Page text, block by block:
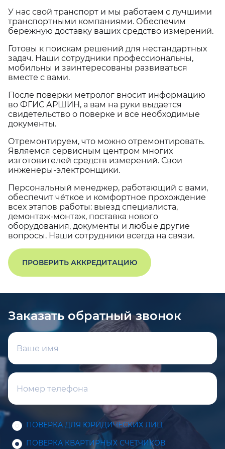
У нас свой транспорт и мы работаем с лучшими
транспортными компаниями. Обеспечим
бережную доставку ваших средство измерений.
Готовы к поискам решений для нестандартных
задач. Наши сотрудники профессиональны,
мобильны и заинтересованы развиваться
вместе с вами.
После поверки метролог вносит информацию
во ФГИС АРШИН, а вам на руки выдается
свидетельство о поверке и все необходимые
документы.
Отремонтируем, что можно отремонтировать.
Являемся сервисным центром многих
изготовителей средств измерений. Свои
инженеры-электронщики.
Персональный менеджер, работающий с вами,
обеспечит чёткое и комфортное прохождение
всех этапов работы: выезд специалиста,
демонтаж-монтаж, поставка нового
оборудования, документы и любые другие
вопросы. Наши сотрудники всегда на связи.
ПРОВЕРИТЬ АККРЕДИТАЦИЮ
Заказать обратный звонок
ПОВЕРКА ДЛЯ ЮРИДИЧЕСКИХ ЛИЦ
ПОВЕРКА КВАРТИРНЫХ СЧЕТЧИКОВ